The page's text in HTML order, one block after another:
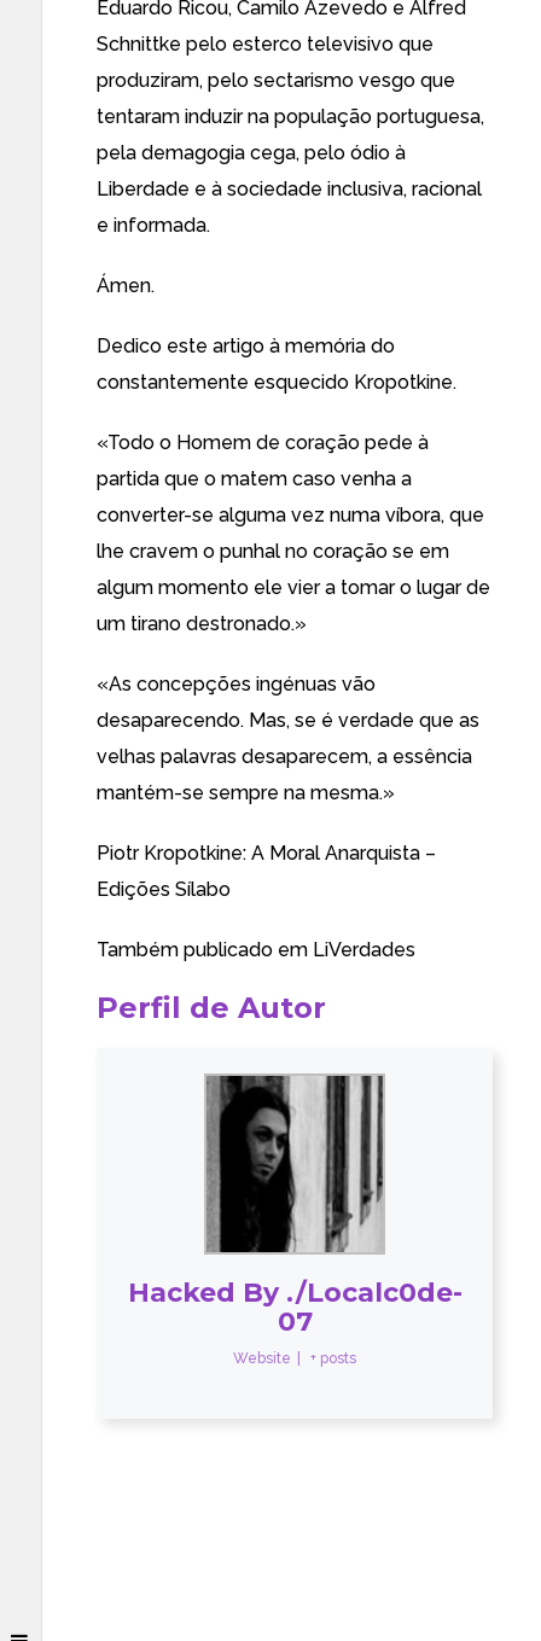
Eduardo Ricou, Camilo Azevedo e Alfred
Schnittke pelo esterco televisivo que
produziram, pelo sectarismo vesgo que
tentaram induzir na população portuguesa,
pela demagogia cega, pelo ódio à
Liberdade e à sociedade inclusiva, racional
e informada.
Ámen.
Dedico este artigo à memória do
constantemente esquecido Kropotkine.
«Todo o Homem de coração pede à
partida que o matem caso venha a
converter-se alguma vez numa víbora, que
lhe cravem o punhal no coração se em
algum momento ele vier a tomar o lugar de
um tirano destronado.»
«As concepções ingénuas vão
desaparecendo. Mas, se é verdade que as
velhas palavras desaparecem, a essência
mantém-se sempre na mesma.»
Piotr Kropotkine: A Moral Anarquista –
Edições Sílabo
Também publicado em LiVerdades
Perfil de Autor
Hacked By ./Localc0de-
07
Website + posts